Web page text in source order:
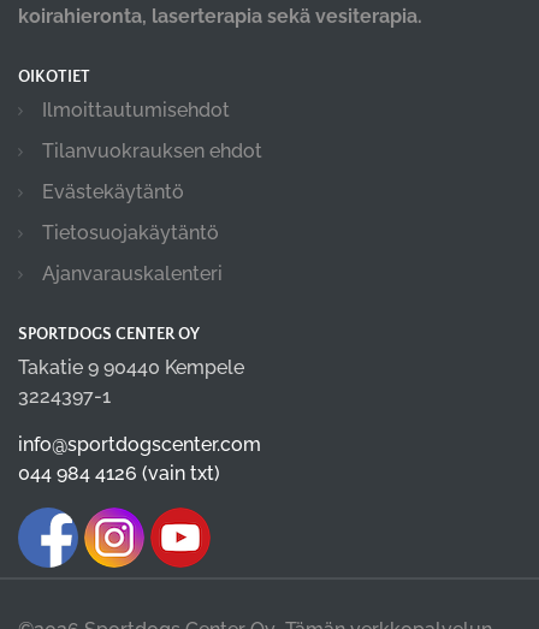
koirahieronta, laserterapia sekä vesiterapia.
OIKOTIET
Ilmoittautumisehdot
Tilanvuokrauksen ehdot
Evästekäytäntö
Tietosuojakäytäntö
Ajanvarauskalenteri
SPORTDOGS CENTER OY
Takatie 9 90440 Kempele
3224397-1
info@sportdogscenter.com
044 984 4126 (vain txt)